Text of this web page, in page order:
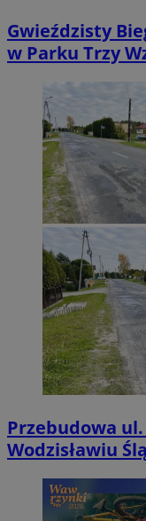
Gwieździsty
w Parku Trzy
Przebudowa
Wodzisławiu